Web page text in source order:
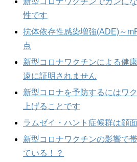
性です
抗体依存性感染増強(ADE)～
点
新型コロナワクチンによる健
遠に証明されません
新型コロナを予防するにはワ
上げることです
ラムゼイ・ハント症候群は顔
新型コロナワクチンの影響で
ている！？